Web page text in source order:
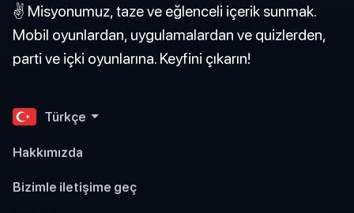
✌️ Misyonumuz, taze ve eğlenceli içerik sunmak.
Mobil oyunlardan, uygulamalardan ve quizlerden,
parti ve içki oyunlarına. Keyfini çıkarın!
Türkçe
Hakkımızda
Bizimle iletişime geç